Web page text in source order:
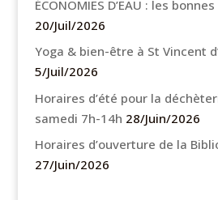
ÉCONOMIES D’EAU : les
20/Juil/2026
Yoga & bien-être à St Vincent
5/Juil/2026
Horaires d’été pour la
samedi 7h-14h 28/Juin/2026
Horaires d’ouverture de la
27/Juin/2026